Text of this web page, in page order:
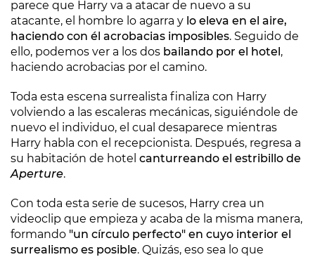
parece que Harry va a atacar de nuevo a su
atacante, el hombre lo agarra y lo eleva en el aire,
haciendo con él acrobacias imposibles. Seguido de
ello, podemos ver a los dos bailando por el hotel,
haciendo acrobacias por el camino.
Toda esta escena surrealista finaliza con Harry
volviendo a las escaleras mecánicas, siguiéndole de
nuevo el individuo, el cual desaparece mientras
Harry habla con el recepcionista. Después, regresa a
su habitación de hotel canturreando el estribillo de
Aperture.
Con toda esta serie de sucesos, Harry crea un
videoclip que empieza y acaba de la misma manera,
formando "un círculo perfecto" en cuyo interior el
surrealismo es posible. Quizás, eso sea lo que